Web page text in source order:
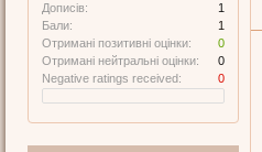
Дописів:
1
Бали:
1
Отримані позитивні оцінки:
0
Отримані нейтральні оцінки:
0
Negative ratings received:
0